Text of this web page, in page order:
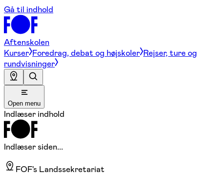
Gå til indhold
Aftenskolen
Kurser Foredrag, debat og højskoler Rejser, ture og
rundvisninger
Open menu
Indlæser indhold
Indlæser siden...
FOF's Landssekretariat